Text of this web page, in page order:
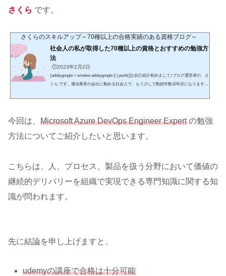
さくら です。
さくらのスキルアップ～70種以上の合格実績のある資格ブログ～
社会人の私が取得した70種以上の資格とおすすめの勉強方
法
🕒️2023年2月2日
(adsbygoogle = window.adsbygoogle || ).push({});自己紹介初めまして♪ブログ運営者の、さ
くら です。通信業界の会社に勤める社会人で、もう少しで勤続年数10年目になります。
は、この先の記事を読んで頂ければ幸いです。2025年の目標としては、英語に力を入
今回は、 Microsoft Azure DevOps Engineer Expertの勉強
方法についてご紹介したいと思います。
こちらは、人、プロセス、製品を扱う分野において価値の
継続的デリバリーを組織で実現できる専門知識に関する知
識が問われます。
先に結論を申し上げますと、
udemyの講座で合格は十分可能